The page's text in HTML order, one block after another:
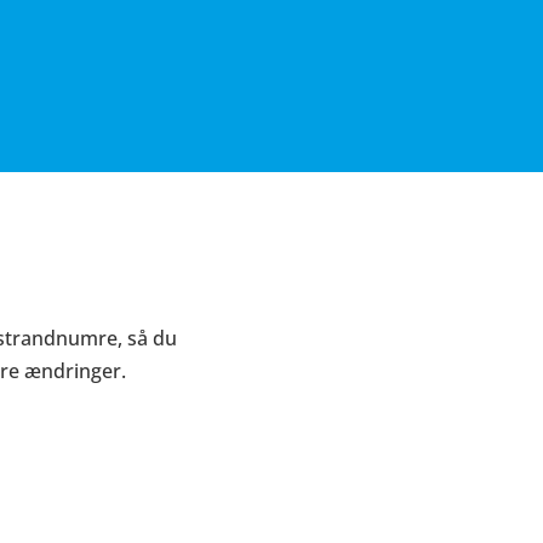
så du
ændringer.